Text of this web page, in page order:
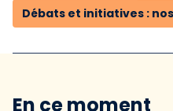
Débats et initiatives :
En ce moment